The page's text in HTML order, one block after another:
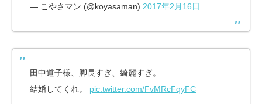
— こやさマン (@koyasaman) 2017年2月16日
田中道子様、脚長すぎ、綺麗すぎ。
結婚してくれ。 pic.twitter.com/FvMRcFqyFC